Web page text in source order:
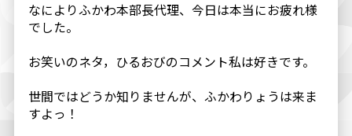
なによりふかわ本部長代理、今日は本当にお疲れ様
でした。
お笑いのネタ，ひるおびのコメント私は好きです。
世間ではどうか知りませんが、ふかわりょうは来ま
すよっ！